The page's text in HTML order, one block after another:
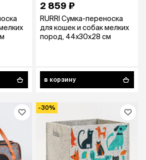
2 859 ₽
RURRI Сумка-переноска
для кошек и собак мелких
пород, 44х30х28 см
в корзину
-30%